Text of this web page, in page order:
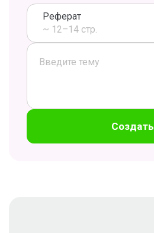
Реферат
~ 12–14 стр.
Создать